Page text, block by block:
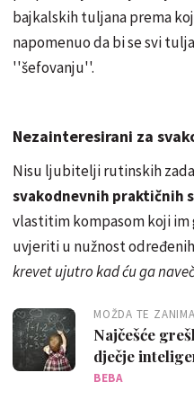
bajkalskih tuljana prema
napomenuo da bi se svi
''šefovanju''.
Nezainteresirani za
Nisu ljubitelji rutinskih
svakodnevnih praktičnih
vlastitim kompasom koji im
uvjeriti u nužnost
krevet ujutro kad ću ga
MOŽDA TE
Najčešće
dječje
BEBA